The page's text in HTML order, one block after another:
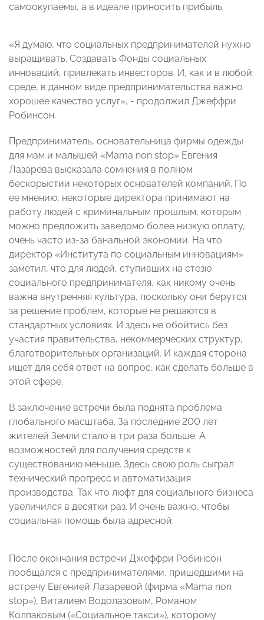
самоокупаемы, а в идеале приносить прибыль.
«Я думаю, что социальных предпринимателей нужно
выращивать. Создавать Фонды социальных
инноваций, привлекать инвесторов. И, как и в любой
среде, в данном виде предпринимательства важно
хорошее качество услуг», - продолжил Джеффри
Робинсон.
Предприниматель, основательница фирмы одежды
для мам и малышей «Mama non stop» Евгения
Лазарева высказала сомнения в полном
бескорыстии некоторых основателей компаний. По
ее мнению, некоторые директора принимают на
работу людей с криминальным прошлым, которым
можно предложить заведомо более низкую оплату,
очень часто из-за банальной экономии. На что
директор «Института по социальным инновациям»
заметил, что для людей, ступивших на стезю
социального предпринимателя, как никому очень
важна внутренняя культура, поскольку они берутся
за решение проблем, которые не решаются в
стандартных условиях. И здесь не обойтись без
участия правительства, некоммерческих структур,
благотворительных организаций. И каждая сторона
ищет для себя ответ на вопрос, как сделать больше в
этой сфере.
В заключение встречи была поднята проблема
глобального масштаба. За последние 200 лет
жителей Земли стало в три раза больше. А
возможностей для получения средств к
существованию меньше. Здесь свою роль сыграл
технический прогресс и автоматизация
производства. Так что люфт для социального бизнеса
увеличился в десятки раз. И очень важно, чтобы
социальная помощь была адресной.
После окончания встречи Джеффри Робинсон
пообщался с предпринимателями, пришедшими на
встречу Евгенией Лазаревой (фирма «Mama non
stop»), Виталием Водолазовым, Романом
Колпаковым («Социальное такси»), которому